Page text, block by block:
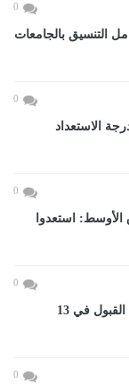
0
خدمات معامل التنسيق بالجامعات
0
الاستعداد
0
الأوسط: استعدوا
0
تنسيق الثانوى العام 2027.. اعرف درجات القبول في 13
0